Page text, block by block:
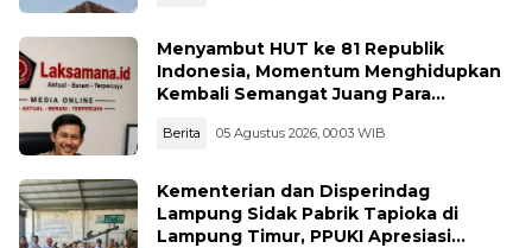
Menyambut HUT ke 81 Republik
Indonesia, Momentum Menghidupkan
Kembali Semangat Juang Para
Berita 05 Agustus 2026, 00:03 WIB
Kementerian dan Disperindag
Lampung Sidak Pabrik Tapioka di
Lampung Timur, PPUKI Apresiasi